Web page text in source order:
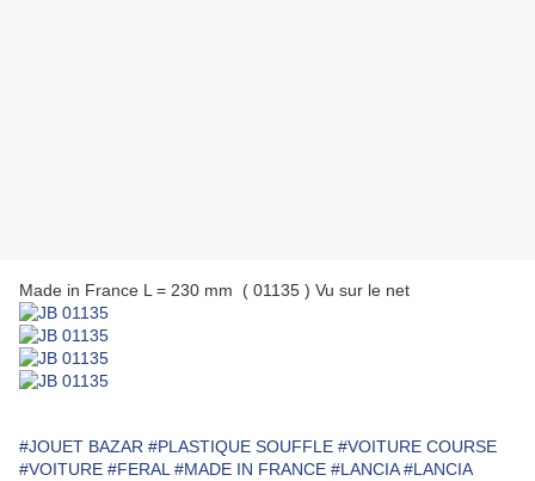
Made in France L = 230 mm ( 01135 ) Vu sur le net
#JOUET BAZAR #PLASTIQUE SOUFFLE #VOITURE COURSE
#VOITURE #FERAL #MADE IN FRANCE #LANCIA #LANCIA